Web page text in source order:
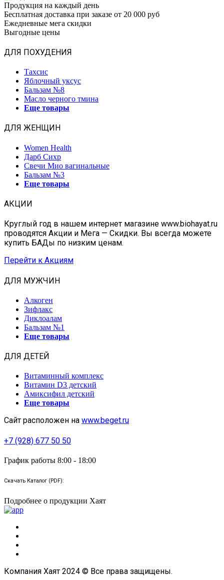
Продукция на каждый день
Бесплатная доставка при заказе от 20 000 руб
Ежедневные мега скидки
Выгодные цены
ДЛЯ ПОХУДЕНИЯ
Тахсис
Яблочный уксус
Бальзам №8
Масло черного тмина
Еще товары
ДЛЯ ЖЕНЩИН
Women Health
Дарб Сихр
Свечи Мио вагинальные
Бальзам №3
Еще товары
АКЦИИ
Круглый год в нашем интернет магазине www.biohayat.ru
проводятся Акции и Мега — Скидки. Вы всегда можете
купить БАДы по низким ценам.
Перейти к Акциям
ДЛЯ МУЖЧИН
Алкоген
Зифлакс
Диклоалам
Бальзам №1
Еще товары
ДЛЯ ДЕТЕЙ
Витаминный комплекс
Витамин D3 детский
Амиксифил детский
Еще товары
Сайт расположен на www.beget.ru
+7 (928) 677 50 50
График работы 8:00 - 18:00
Скачать Каталог (PDF):
Подробнее о продукции Хаят
Компания Хаят 2024 © Все права защищены.